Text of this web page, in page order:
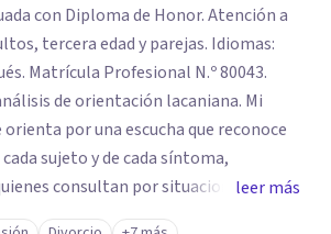
Diploma de Honor. Atención a
tercera edad y parejas. Idiomas:
Matrícula Profesional N.º 80043.
de orientación lacaniana. Mi
por una escucha que reconoce
sujeto y de cada síntoma,
consultan por situaciones de
en los vínculos, inhibiciones,
leer más